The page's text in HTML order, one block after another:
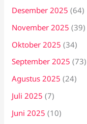
Desember 2025 (64)
November 2025 (39)
Oktober 2025 (34)
September 2025 (73)
Agustus 2025 (24)
Juli 2025 (7)
Juni 2025 (10)